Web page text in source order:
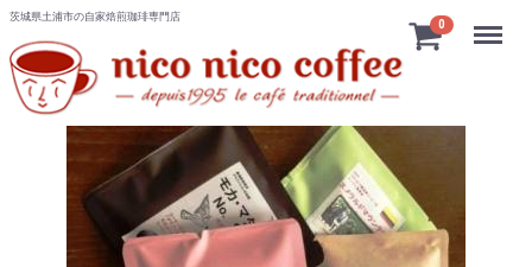
茨城県土浦市の自家焙煎珈琲専門店
0 Menu